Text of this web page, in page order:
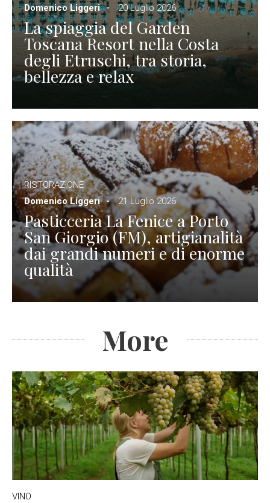
Domenico Liggeri 20 Luglio 2026
La spiaggia del Garden
Toscana Resort nella Costa
degli Etruschi, tra storia,
bellezza e relax
RISTORAZIONE
Domenico Liggeri
21 Luglio 2026
Pasticceria La Fenice a Porto
San Giorgio (FM), artigianalità
dai grandi numeri e di enorme
qualità
More
VINO